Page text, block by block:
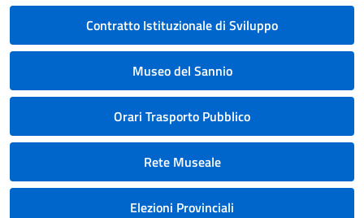
Contratto Istituzionale di Sviluppo
Museo del Sannio
Orari Trasporto Pubblico
Rete Museale
Elezioni Provinciali